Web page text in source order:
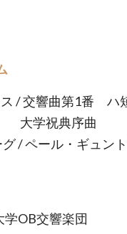
ス / 交響曲第1番 ハ
典序曲
グ / ペール・ギュン
学OB交響楽団